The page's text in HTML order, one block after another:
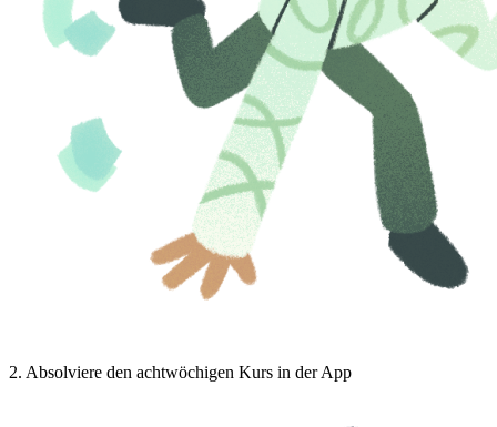
2. Absolviere den achtwöchigen Kurs in der App